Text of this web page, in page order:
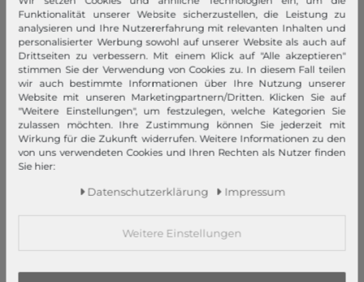
Impressum
AGB
Widerrufsrecht
Datenschutzerklärung
Datenschutzeinstellungen
Barrierefreiheitserklärung
Jobs
Unsere Stores
Mein Konto
Funktionalität unserer Website sicherzustellen, die Leistung zu
analysieren und Ihre Nutzererfahrung mit relevanten Inhalten und
personalisierter Werbung sowohl auf unserer Website als auch auf
Drittseiten zu verbessern. Mit einem Klick auf "Alle akzeptieren"
stimmen Sie der Verwendung von Cookies zu. In diesem Fall teilen
wir auch bestimmte Informationen über Ihre Nutzung unserer
Website mit unseren Marketingpartnern/Dritten. Klicken Sie auf
"Weitere Einstellungen", um festzulegen, welche Kategorien Sie
zulassen möchten. Ihre Zustimmung können Sie jederzeit mit
Wirkung für die Zukunft widerrufen. Weitere Informationen zu den
von uns verwendeten Cookies und Ihren Rechten als Nutzer finden
Sie hier:
Daten­schutz­erklärung Impressum
Weitere Einstellungen